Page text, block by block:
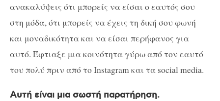
ανακαλύψεις ότι μπορείς να είσαι ο εαυτός σου
στη μόδα, ότι μπορείς να έχεις τη δική σου φωνή
και μοναδικότητα και να είσαι περήφανος για
αυτό. Έφτιαξε μια κοινότητα γύρω από τον εαυτό
του πολύ πριν από το Instagram και τα social media.
Αυτή είναι μια σωστή παρατήρηση.